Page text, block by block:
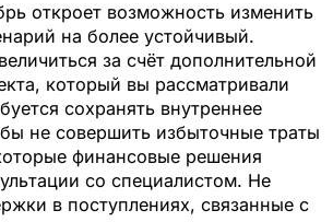
откроет возможность изменить
на более устойчивый.
за счёт дополнительной
который вы рассматривали
сохранять внутреннее
не совершить избыточные траты
финансовые решения
со специалистом. Не
в поступлениях, связанные с